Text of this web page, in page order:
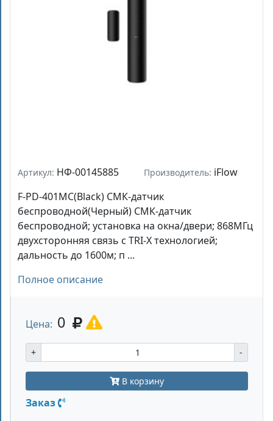
Артикул: НФ-00145885 Производитель: iFlow
F-PD-401MC(Black) СМК-датчик
беспроводной(Черный) СМК-датчик
беспроводной; установка на окна/двери; 868МГц
двухсторонняя связь с TRI-X технологией;
дальность до 1600м; п ...
Полное описание
Цена: 0
+ -
В корзину
Заказ